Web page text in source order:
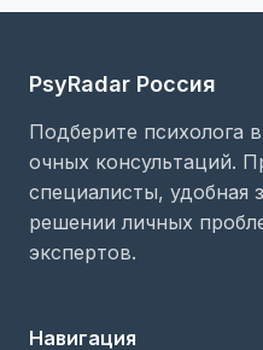
PsyRadar Россия
Подберите психолога
очных консультаций.
специалисты, удобная
решении личных
экспертов.
Навигация